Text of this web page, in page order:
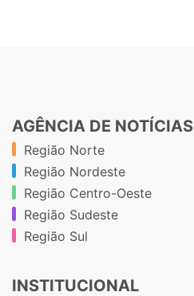
AGÊNCIA DE NOTÍCIAS
Região Norte
Região Nordeste
Região Centro-Oeste
Região Sudeste
Região Sul
INSTITUCIONAL